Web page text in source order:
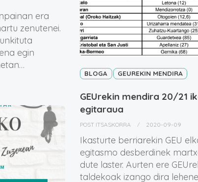
era
zenutenei.
egin
BLOGA GEUREKIN MENDIRA
GEUrekin mendira 20/21
egitaraua
POST ITSASKORRA 2020-09-09
Ikasturte berriarekin GEU
egitasmo desberdinek
dute laster. Aurten ere
taldekoak izango dira